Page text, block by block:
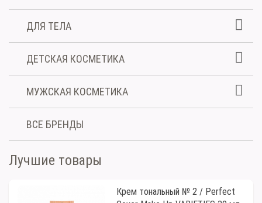
ДЛЯ ТЕЛА
ДЕТСКАЯ КОСМЕТИКА
МУЖСКАЯ КОСМЕТИКА
ВСЕ БРЕНДЫ
Лучшие товары
Крем тональный № 2 / Perfect